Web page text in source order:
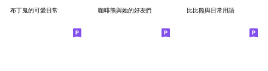
布丁鬼的可愛日常 咖啡熊與她的好友們 比比熊與日常用語